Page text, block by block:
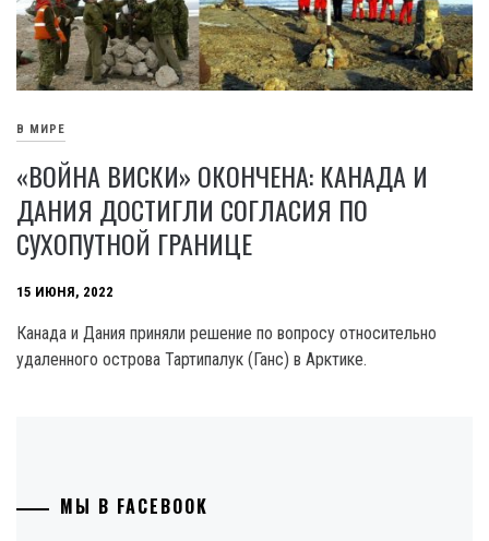
В МИРЕ
«ВОЙНА ВИСКИ» ОКОНЧЕНА: КАНАДА И
ДАНИЯ ДОСТИГЛИ СОГЛАСИЯ ПО
СУХОПУТНОЙ ГРАНИЦЕ
15 ИЮНЯ, 2022
Канада и Дания приняли решение по вопросу относительно
удаленного острова Тартипалук (Ганс) в Арктике.
МЫ В FACEBOOK